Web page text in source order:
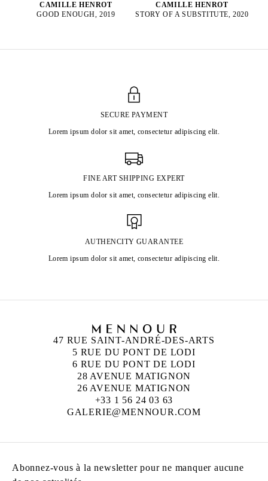
CAMILLE HENROT
GOOD ENOUGH, 2019
CAMILLE HENROT
STORY OF A SUBSTITUTE, 2020
SECURE PAYMENT
Lorem ipsum dolor sit amet, consectetur adipiscing elit.
FINE ART SHIPPING EXPERT
Lorem ipsum dolor sit amet, consectetur adipiscing elit.
AUTHENCITY GUARANTEE
Lorem ipsum dolor sit amet, consectetur adipiscing elit.
47 RUE SAINT-ANDRÉ-DES-ARTS
5 RUE DU PONT DE LODI
6 RUE DU PONT DE LODI
28 AVENUE MATIGNON
26 AVENUE MATIGNON
+33 1 56 24 03 63
GALERIE@MENNOUR.COM
Abonnez-vous à la newsletter pour ne manquer aucune